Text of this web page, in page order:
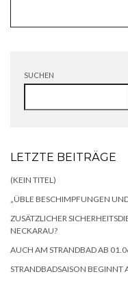
SUCHEN
LETZTE BEITRÄGE
(KEIN TITEL)
„ÜBLE BESCHIMPFUNGEN
ZUSÄTZLICHER
NECKARAU?
AUCH AM STRANDBAD AB
STRANDBADSAISON